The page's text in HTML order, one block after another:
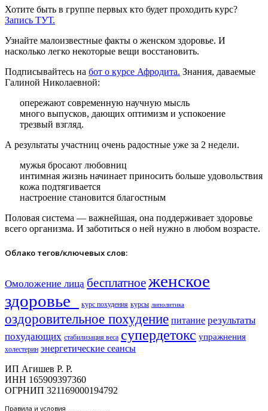
Хотите быть в группе первых кто будет проходить курс?
Запись ТУТ.
Узнайте малоизвестные факты о женском здоровье. И
насколько легко некоторые вещи восстановить.
Подписывайтесь на бот о курсе Афродита. Знания, даваемые
Галиной Николаевной:
опережают современную научную мысль
много выпусков, дающих оптимизм и успокоение
трезвый взгляд.
А результаты участниц очень радостные уже за 2 недели.
мужья бросают любовниц
интимная жизнь начинает приносить больше удовольствия
кожа подтягивается
настроение становится благостным
Половая система — важнейшая, она поддерживает здоровье
всего организма. И заботиться о ней нужно в любом возрасте.
Облако тегов/ключевых слов:
Омоложение лица бесплатноеженское
здоровье​
курс похудения курсы липолитика
оздоровительное похудение питание результаты
похудающих стабилизация веса супердетокс упражнения
холестерин энергетические сеансы
ИП Агишев Р. Р.
ИНН 165909397360
ОГРНИП 321169000194792
Правила и условия